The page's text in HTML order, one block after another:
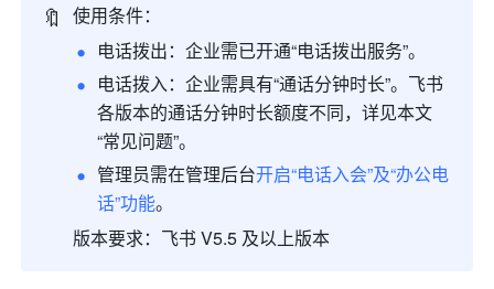
🔖
使用条件：
电话拨出：企业需已开通“电话拨出服务”。
电话拨入：企业需具有“通话分钟时长”。飞书
各版本的通话分钟时长额度不同，详见本文
“常见问题”。
管理员需在管理后台开启“电话入会”及“办公电
话”功能。
版本要求：飞书 V5.5 及以上版本